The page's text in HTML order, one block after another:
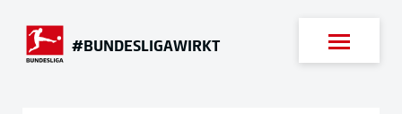
#BUNDESLIGAWIRKT
Suche